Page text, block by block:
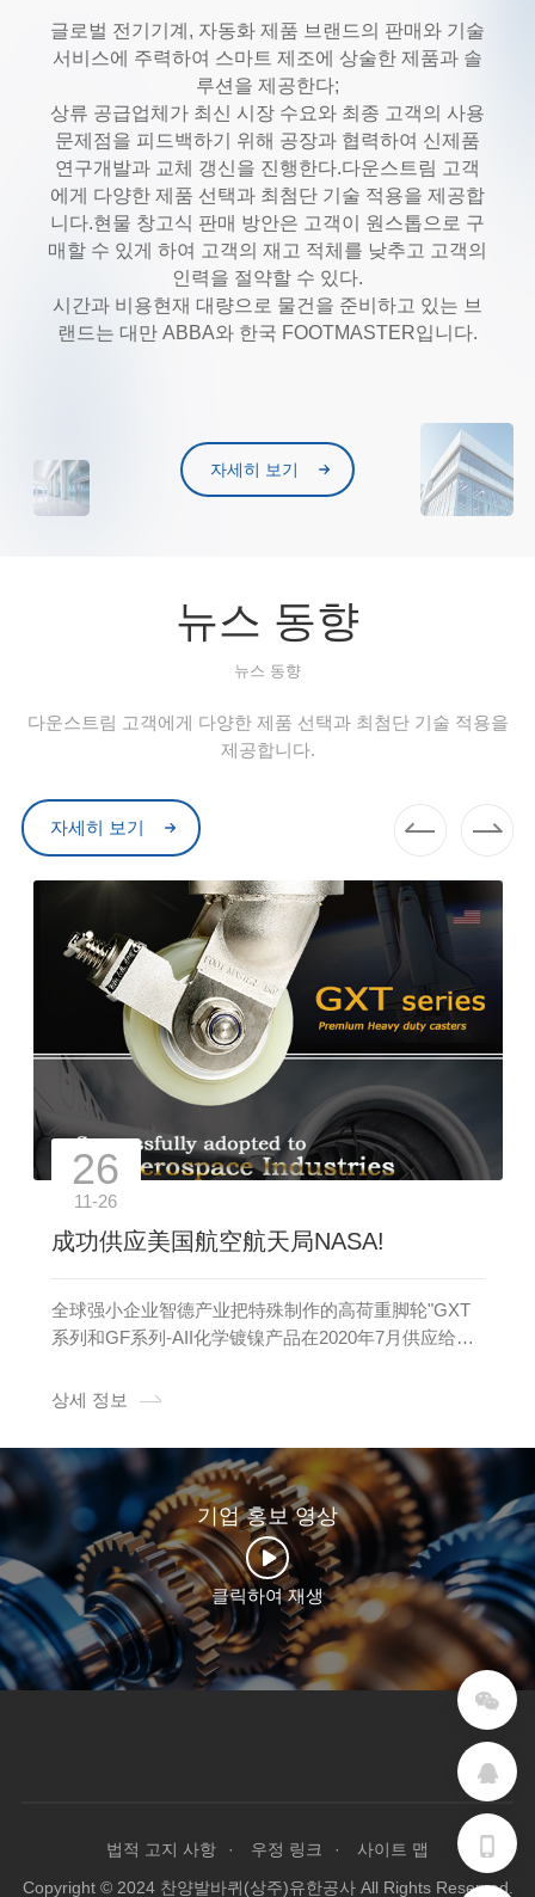
글로벌 전기기계, 자동화 제품 브랜드의 판매와 기술
서비스에 주력하여 스마트 제조에 상술한 제품과 솔
루션을 제공한다;
상류 공급업체가 최신 시장 수요와 최종 고객의 사용
문제점을 피드백하기 위해 공장과 협력하여 신제품
연구개발과 교체 갱신을 진행한다.다운스트림 고객
에게 다양한 제품 선택과 최첨단 기술 적용을 제공합
니다.현물 창고식 판매 방안은 고객이 원스톱으로 구
매할 수 있게 하여 고객의 재고 적체를 낮추고 고객의
인력을 절약할 수 있다.
시간과 비용현재 대량으로 물건을 준비하고 있는 브
랜드는 대만 ABBA와 한국 FOOTMASTER입니다.
자세히 보기
뉴스 동향
뉴스 동향
다운스트림 고객에게 다양한 제품 선택과 최첨단 기술 적용을
제공합니다.
자세히 보기
26
11-26
成功供应美国航空航天局NASA!
全球强小企业智德产业把特殊制作的高荷重脚轮"GXT
系列和GF系列-AII化学镀镍产品在2020年7月供应给美
作的高荷重脚轮"GXT系列和GF系列-AII化学镀镍产品
상세 정보
기업 홍보 영상
클릭하여 재생
법적 고지 사항 우정 링크
사이트 맵
Copyright © 2024 찬양발바퀴(상주)유한공사 All Rights Reserved.